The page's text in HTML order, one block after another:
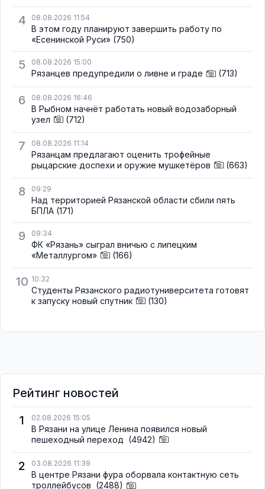
4 08.08.2026 11:54
В этом году планируют завершить работу по
«Есенинской Руси» (750)
5 08.08.2026 15:00
Рязанцев предупредили о ливне и граде (713)
6 08.08.2026 16:46
В Рыбном начнёт работать новый водозаборный
узел
(712)
7 08.08.2026 11:14
Рязанцам предлагают оценить трофейные
рыцарские доспехи и оружие мушкетёров
(663)
8 09:29
Над территорией Рязанской области сбили пять
БПЛА (171)
9 09:34
ФК «Рязань» сыграл вничью с липецким
«Металлургом»
(166)
10 10:32
Студенты Рязанского радиотуниверситета готовят
к запуску новый спутник
(130)
Рейтинг новостей
1
02.08.2026 15:05
В Рязани на улице Ленина появился новый
пешеходный переход (4942)
2 03.08.2026 11:39
В центре Рязани фура оборвала контактную сеть
троллейбусов (2488)